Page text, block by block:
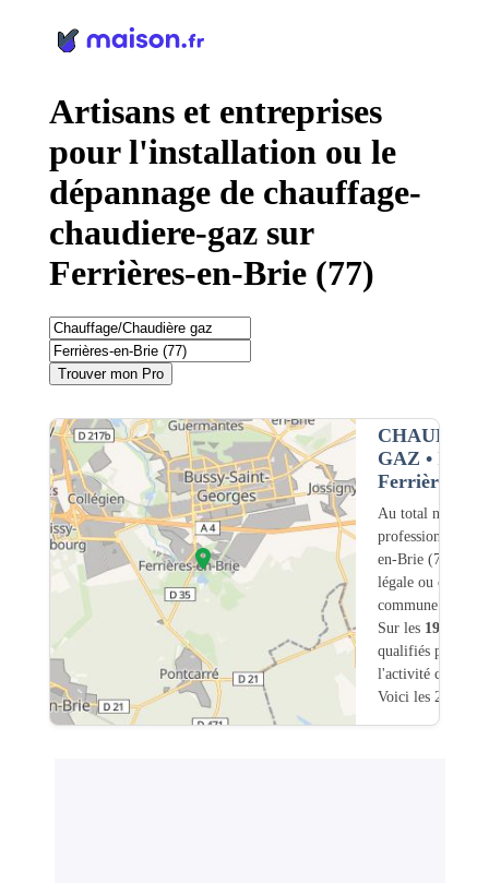
Artisans et entreprises
pour l'installation ou le
dépannage de chauffage-
chaudiere-gaz sur
Ferrières-en-Brie (77)
Trouver mon Pro
GAZ •
Ferrières-
Au total nous
professionnels
en-Brie (77) dont
légale ou
commune.
Sur les 193
qualifiés pour
l'activité
Voici les 20